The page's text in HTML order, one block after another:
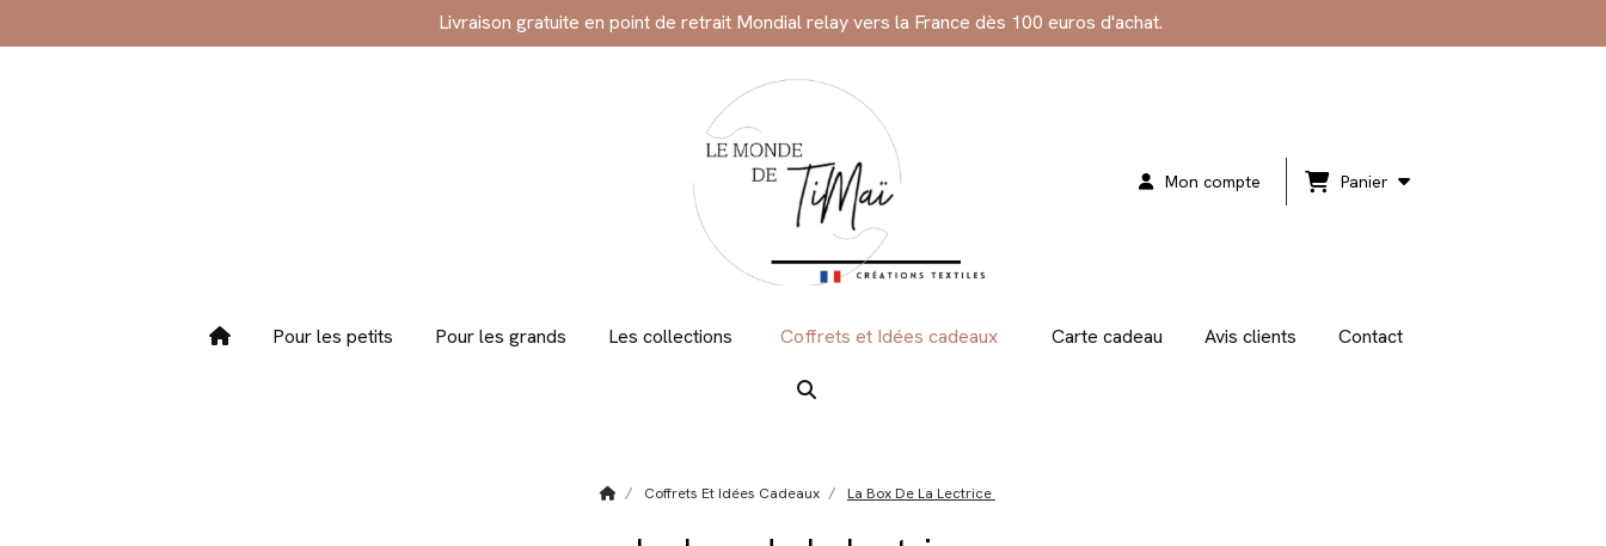
Livraison gratuite en point de retrait Mondial relay vers la France dès 100 euros d'achat.
Mon compte Panier
Pour les petits Pour les grands Les collections Coffrets et Idées cadeaux Carte cadeau Avis clients Contact
Coffrets Et Idées Cadeaux La Box De La Lectrice